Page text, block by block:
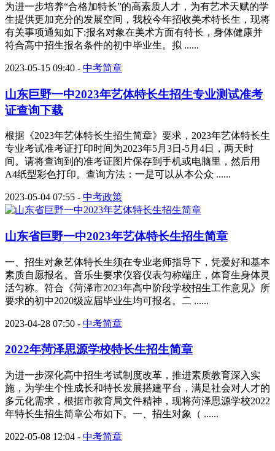
为进一步培养“合格加特长”的高素质人才，为有艺术天赋的学
生提供更加充分的发展空间，我校今年招收美术特长生，现将
有关事项通知如下:报名对象在美术方面有特长，身体健康并
符合高中招生报名条件的初中毕业生。拟 ......
2023-05-15 09:40 - 中考简章
山东巨野一中2023年艺体特长生招生专业测试准考
证查询下载
根据《2023年艺体特长生招生简章》要求，2023年艺体特长生
专业考试准考证打印时间为2023年5月3日-5月4日，两天时
间。请将查询到的准考证图片保存到手机或电脑里，然后用
A4纸型彩色打印。查询方法：一是可以从本公众 ......
2023-05-04 07:55 - 中考政策
山东省巨野一中2023年艺体特长生招生简章
一、招生对象艺体特长生须在专业老师指导下，凭爱好和基本
素质自愿报名。音乐生要求仪容仪表匀称端庄，体育生身体灵
活匀称。符合《菏泽市2023年高中阶段学校招生工作意见》所
要求的初中2020级应届毕业生均可报名。二 ......
2023-04-28 07:50 - 中考简章
2022年菏泽思源学校特长生招生简章
为进一步深化高中招生考试制度改革，推进素质教育深入实
施，为学生个性成长和特长发展搭建平台，满足社会对人才的
多元化需求，根据市教育局文件精神，现将菏泽思源学校2022
年特长生招生简章公布如下。一、招生对象（ ......
2022-05-08 12:04 - 中考简章